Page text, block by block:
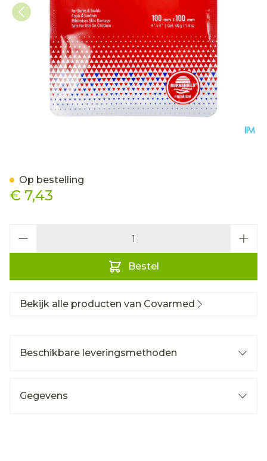
€ 7,43
Bestel
Op bestelling
Bekijk alle producten van Covarmed
Beschikbare leveringsmethoden
Gegevens